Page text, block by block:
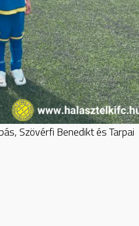
Szövérfi Benedikt és Tarpai